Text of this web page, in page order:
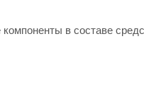
в составе